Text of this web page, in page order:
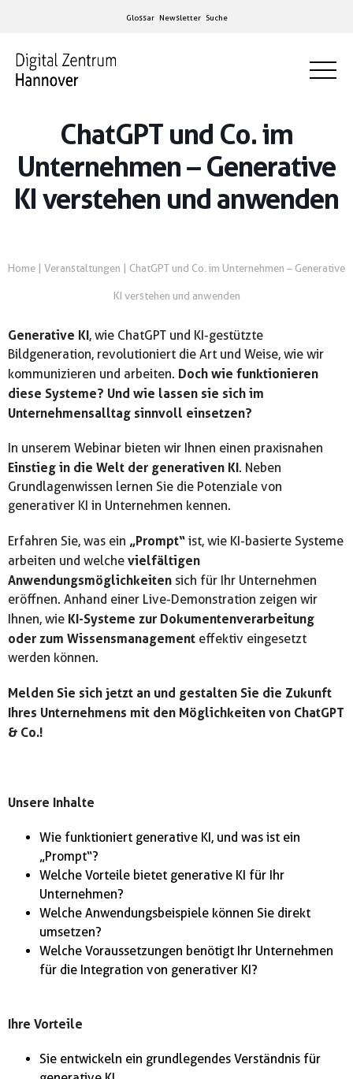
Glossar Newsletter Suche
ChatGPT und Co. im
Unternehmen – Generative
KI verstehen und anwenden
Home | Veranstaltungen | ChatGPT und Co. im Unternehmen – Generative
KI verstehen und anwenden
Generative KI, wie ChatGPT und KI-gestützte
Bildgeneration, revolutioniert die Art und Weise, wie wir
kommunizieren und arbeiten. Doch wie funktionieren
diese Systeme? Und wie lassen sie sich im
Unternehmensalltag sinnvoll einsetzen?
In unserem Webinar bieten wir Ihnen einen praxisnahen
Einstieg in die Welt der generativen KI. Neben
Grundlagenwissen lernen Sie die Potenziale von
generativer KI in Unternehmen kennen.
Erfahren Sie, was ein „Prompt“ ist, wie KI-basierte Systeme
arbeiten und welche vielfältigen
Anwendungsmöglichkeiten sich für Ihr Unternehmen
eröffnen. Anhand einer Live-Demonstration zeigen wir
Ihnen, wie KI-Systeme zur Dokumentenverarbeitung
oder zum Wissensmanagement effektiv eingesetzt
werden können.
Melden Sie sich jetzt an und gestalten Sie die Zukunft
Ihres Unternehmens mit den Möglichkeiten von ChatGPT
& Co.!
Unsere Inhalte
Wie funktioniert generative KI, und was ist ein
„Prompt“?
Welche Vorteile bietet generative KI für Ihr
Unternehmen?
Welche Anwendungsbeispiele können Sie direkt
umsetzen?
Welche Voraussetzungen benötigt Ihr Unternehmen
für die Integration von generativer KI?
Ihre Vorteile
Sie entwickeln ein grundlegendes Verständnis für